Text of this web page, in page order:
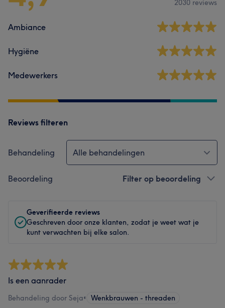
2030 reviews
Ambiance
Hygiëne
Medewerkers
Reviews filteren
Behandeling Alle behandelingen
Beoordeling Filter op beoordeling
Geverifieerde reviews
Geschreven door onze klanten, zodat je weet wat je
kunt verwachten bij elke salon.
Is een aanrader
Behandeling door Seja• Wenkbrauwen - threaden